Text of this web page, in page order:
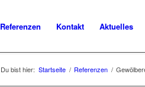
Referenzen Kontakt Aktuelles
Du bist hier: Startseite / Referenzen /